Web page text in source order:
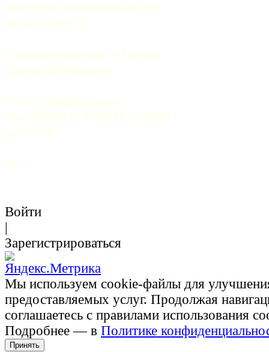
массовых коммуникаций 06
августа 2009 г.
Главный редактор — Грачев
Сергей Викторович.
Почта: mail@5uglov.ru
Тел. 8 (812) 274-35-25 (c 12.00
до 18.00)
12+
Войти
Зарегистрироваться
Мы используем cookie-файлы для
предоставляемых услуг. Продолжая
соглашаетесь с правилами использования
Подробнее — в Политике
Принять